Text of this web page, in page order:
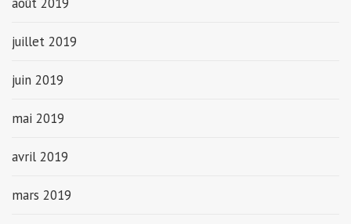
juillet 2019
juin 2019
mai 2019
avril 2019
mars 2019